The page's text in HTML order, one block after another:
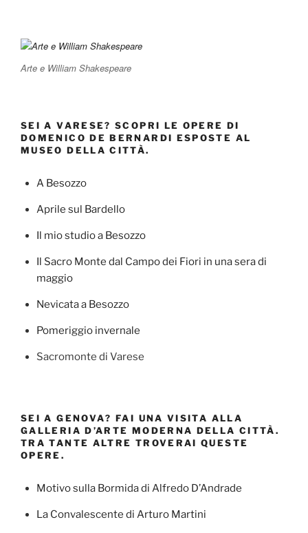
Arte e William Shakespeare
SEI A VARESE? SCOPRI LE OPERE DI
DOMENICO DE BERNARDI ESPOSTE AL
MUSEO DELLA CITTÀ.
A Besozzo
Aprile sul Bardello
Il mio studio a Besozzo
Il Sacro Monte dal Campo dei Fiori in una sera di
maggio
Nevicata a Besozzo
Pomeriggio invernale
Sacromonte di Varese
SEI A GENOVA? FAI UNA VISITA ALLA
GALLERIA D’ARTE MODERNA DELLA CITTÀ.
TRA TANTE ALTRE TROVERAI QUESTE
OPERE.
Motivo sulla Bormida di Alfredo D’Andrade
La Convalescente di Arturo Martini